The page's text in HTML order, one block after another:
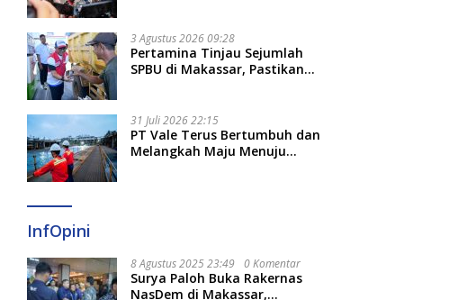
3 Agustus 2026 09:28
Pertamina Tinjau Sejumlah
SPBU di Makassar, Pastikan
31 Juli 2026 22:15
PT Vale Terus Bertumbuh dan
Melangkah Maju Menuju
InfOpini
8 Agustus 2025 23:49 0 Komentar
Surya Paloh Buka Rakernas
NasDem di Makassar,